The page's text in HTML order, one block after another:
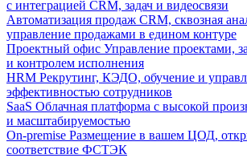
с интеграцией CRM, задач и видеосвязи
Автоматизация продаж CRM, сквозная
управление продажами в едином контуре
Проектный офис Управление проектами,
и контролем исполнения
HRM Рекрутинг, КЭДО, обучение и
эффективностью сотрудников
SaaS Облачная платформа с высокой
и масштабируемостью
On-premise Размещение в вашем ЦОД,
соответствие ФСТЭК